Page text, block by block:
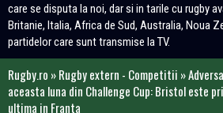
care se disputa la noi, dar si in tarile cu rugby
Britanie, Italia, Africa de Sud, Australia, Noua
partidelor care sunt transmise la TV.
Rugby.ro »Rugby extern - Competitii »
aceasta luna din Challenge Cup: Bristol este
ultima in Franta